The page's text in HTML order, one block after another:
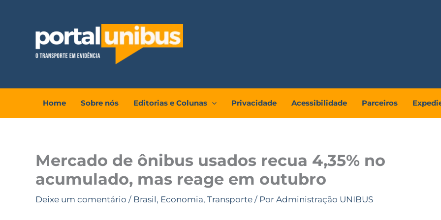
conteúdo
Home Sobre nós Editorias e Colunas Privacidade Acessibilidade Parceiros
Mercado de ônibus usados recua 4,35% no
acumulado, mas reage em outubro
Deixe um comentário / Brasil, Economia, Transporte / Por Administração UNIBUS